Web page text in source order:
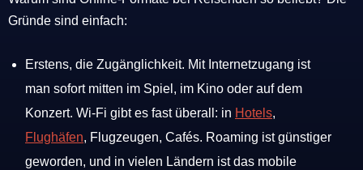
Gründe sind einfach:
Erstens, die Zugänglichkeit. Mit Internetzugang ist
man sofort mitten im Spiel, im Kino oder auf dem
Konzert. Wi-Fi gibt es fast überall: in Hotels,
Flughäfen, Flugzeugen, Cafés. Roaming ist günstiger
geworden, und in vielen Ländern ist das mobile